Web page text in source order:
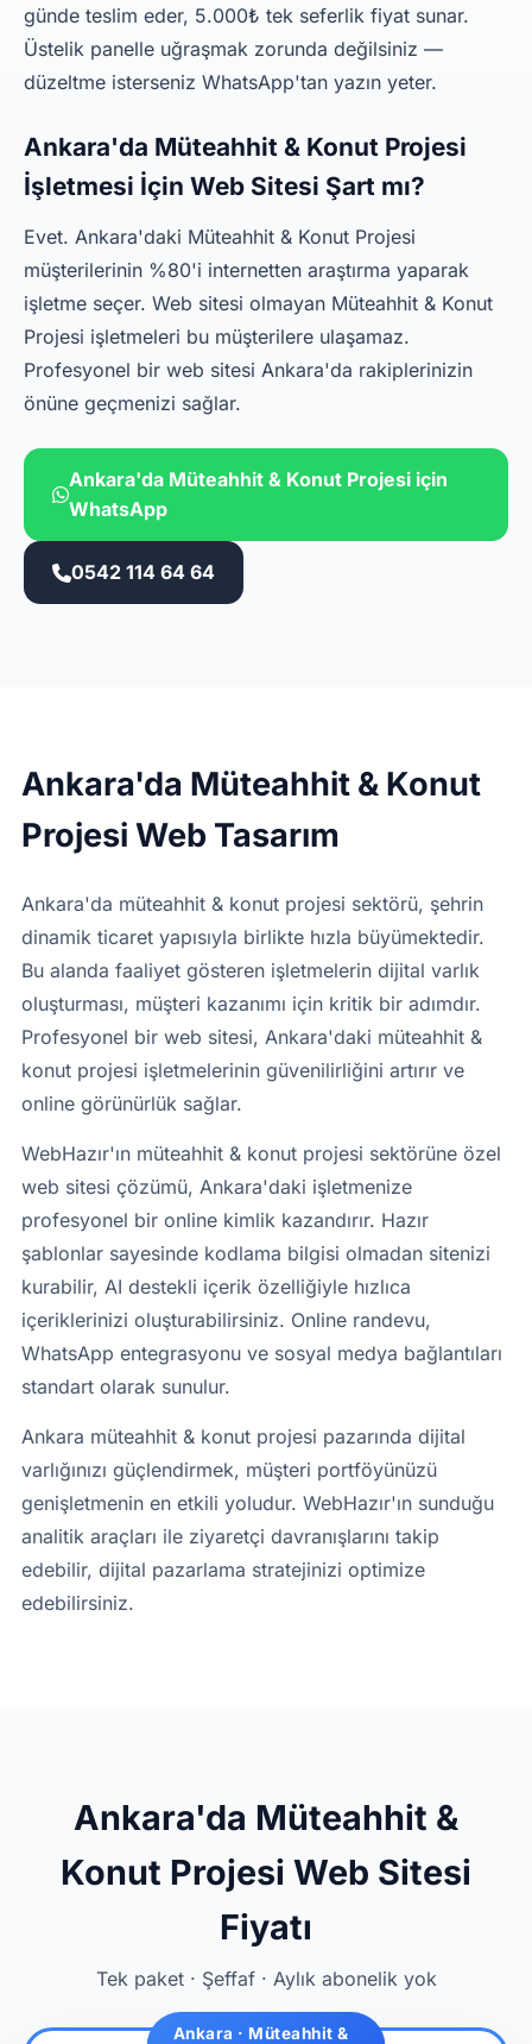
günde teslim eder, 5.000₺ tek seferlik fiyat sunar.
Üstelik panelle uğraşmak zorunda değilsiniz —
düzeltme isterseniz WhatsApp'tan yazın yeter.
Ankara'da Müteahhit & Konut Projesi
İşletmesi İçin Web Sitesi Şart mı?
Evet. Ankara'daki Müteahhit & Konut Projesi
müşterilerinin %80'i internetten araştırma yaparak
işletme seçer. Web sitesi olmayan Müteahhit & Konut
Projesi işletmeleri bu müşterilere ulaşamaz.
Profesyonel bir web sitesi Ankara'da rakiplerinizin
önüne geçmenizi sağlar.
Ankara'da Müteahhit & Konut Projesi için
WhatsApp
0542 114 64 64
Ankara'da Müteahhit & Konut
Projesi Web Tasarım
Ankara'da müteahhit & konut projesi sektörü, şehrin
dinamik ticaret yapısıyla birlikte hızla büyümektedir.
Bu alanda faaliyet gösteren işletmelerin dijital varlık
oluşturması, müşteri kazanımı için kritik bir adımdır.
Profesyonel bir web sitesi, Ankara'daki müteahhit &
konut projesi işletmelerinin güvenilirliğini artırır ve
online görünürlük sağlar.
WebHazır'ın müteahhit & konut projesi sektörüne özel
web sitesi çözümü, Ankara'daki işletmenize
profesyonel bir online kimlik kazandırır. Hazır
şablonlar sayesinde kodlama bilgisi olmadan sitenizi
kurabilir, AI destekli içerik özelliğiyle hızlıca
içeriklerinizi oluşturabilirsiniz. Online randevu,
WhatsApp entegrasyonu ve sosyal medya bağlantıları
standart olarak sunulur.
Ankara müteahhit & konut projesi pazarında dijital
varlığınızı güçlendirmek, müşteri portföyünüzü
genişletmenin en etkili yoludur. WebHazır'ın sunduğu
analitik araçları ile ziyaretçi davranışlarını takip
edebilir, dijital pazarlama stratejinizi optimize
edebilirsiniz.
Ankara'da Müteahhit &
Konut Projesi Web Sitesi
Fiyatı
Tek paket · Şeffaf · Aylık abonelik yok
Ankara · Müteahhit &